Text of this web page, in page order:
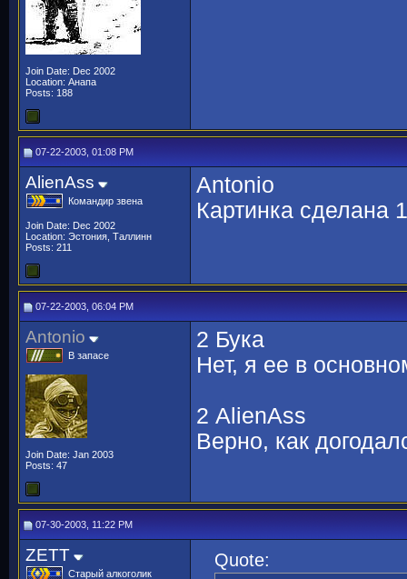
Join Date: Dec 2002
Location: Анапа
Posts: 188
07-22-2003, 01:08 PM
AlienAss
Командир звена
Join Date: Dec 2002
Location: Эстония, Таллинн
Posts: 211
Antonio
Картинка сделана
07-22-2003, 06:04 PM
Antonio
В запасе
Join Date: Jan 2003
Posts: 47
2 Бука
Нет, я ее в
2 AlienAss
Верно, как
07-30-2003, 11:22 PM
ZETT
Старый алкоголик
Quote: